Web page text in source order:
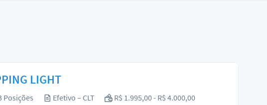
LIGHT
Posições Efetivo – CLT R$ 1.995,00 - R$ 4.000,00